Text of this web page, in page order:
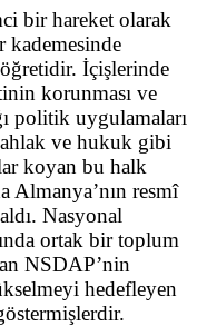
bir hareket olarak
İçişlerinde
korunması ve
politik uygulamaları
ve hukuk gibi
koyan bu halk
Almanya’nın resmî
Nasyonal
ortak bir toplum
NSDAP’nin
hedefleyen